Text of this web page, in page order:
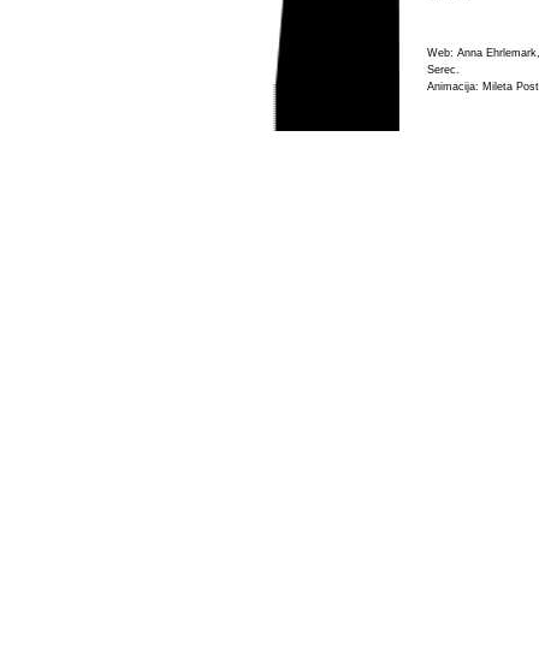
Web: Anna
Serec.
Animacija: Mileta